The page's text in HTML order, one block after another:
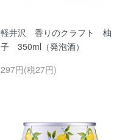
軽井沢 香りのクラフト 柚
子 350ml（発泡酒）
297円(税27円)